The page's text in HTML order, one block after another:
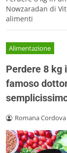
Nowzaradan di
alimenti
Alimentazione
Perdere 8 kg
famoso
Romana Cordova